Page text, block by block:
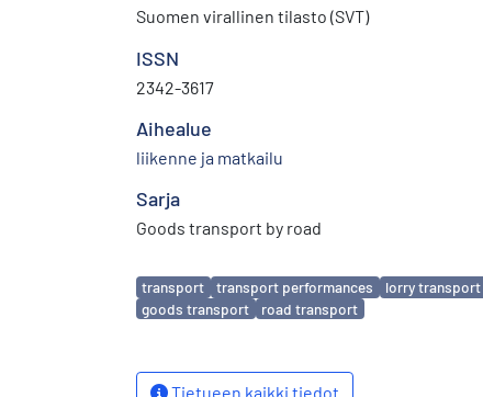
Suomen virallinen tilasto (SVT)
ISSN
2342-3617
Aihealue
liikenne ja matkailu
Sarja
Goods transport by road
Avainsanat
transport transport performances lorry transport
goods transport
road transport
Tietueen kaikki tiedot